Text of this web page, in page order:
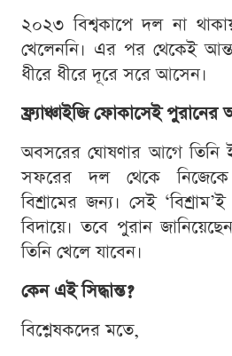
২০২৩ বিশ্বকাপে দল না
খেলেননি। এর পর থেকেই
ধীরে ধীরে দূরে সরে আসেন।
ফ্র্যাঞ্চাইজি ফোকাসেই
অবসরের ঘোষণার আগে তিনি
সফরের দল থেকে নিজেকে
বিশ্রামের জন্য। সেই
বিদায়ে। তবে পুরান
তিনি খেলে যাবেন।
কেন এই সিদ্ধান্ত?
বিশ্লেষকদের মতে,